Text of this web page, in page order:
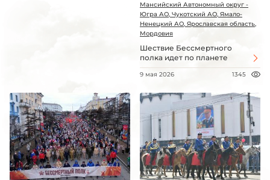
Мансийский Автономный округ -
Югра АО, Чукотский АО, Ямало-
Ненецкий АО, Ярославская область,
Мордовия
Шествие Бессмертного
полка идет по планете
9 мая 2026 1345